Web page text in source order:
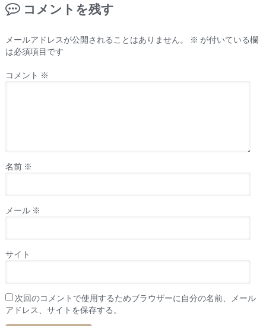
コメントを残す
メールアドレスが公開されることはありません。 ※ が付いている欄
は必須項目です
コメント ※
名前 ※
メール ※
サイト
次回のコメントで使用するためブラウザーに自分の名前、メール
アドレス、サイトを保存する。